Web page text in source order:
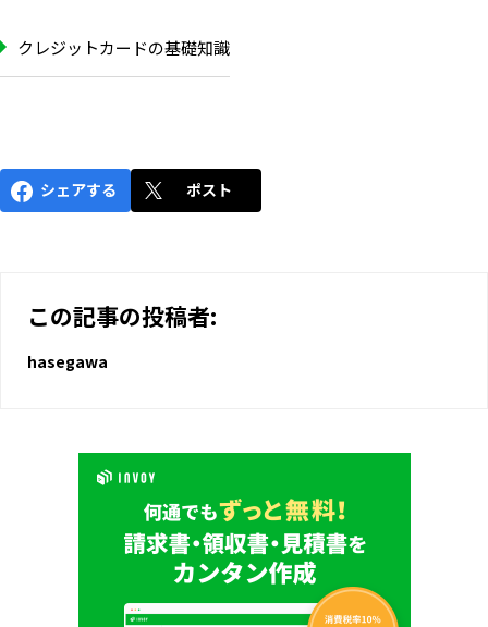
クレジットカードの基礎知識
シェアする ポスト
この記事の投稿者:
hasegawa